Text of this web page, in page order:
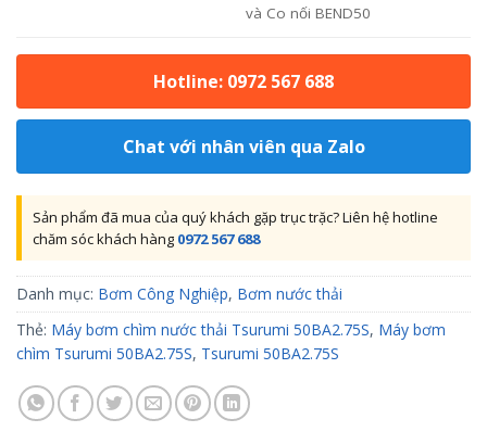
và Co nối BEND50
Hotline: 0972 567 688
Chat với nhân viên qua Zalo
Sản phẩm đã mua của quý khách gặp trục trặc? Liên hệ hotline
chăm sóc khách hàng 0972 567 688
Danh mục: Bơm Công Nghiệp, Bơm nước thải
Thẻ: Máy bơm chìm nước thải Tsurumi 50BA2.75S, Máy bơm
chìm Tsurumi 50BA2.75S, Tsurumi 50BA2.75S